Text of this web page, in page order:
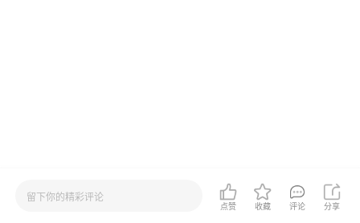
留下你的精彩评论
点赞 收藏 评论 分享